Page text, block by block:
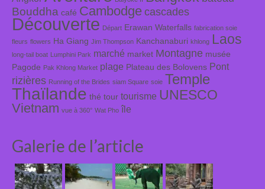
Bouddha café Cambodge cascades
Découverte Départ Erawan Waterfalls fabrication soie
fleurs flowers Ha Giang Jim Thompson Kanchanaburi khlong Laos
long-tail boat Lumphini Park marché market Montagne musée
Pagode Pak Khlong Market plage Plateau des Bolovens Pont
rizières Running of the Brides siam Square soie Temple
Thaïlande thé tour tourisme UNESCO
Vietnam vue à 360° Wat Pho île
Galerie de l’article